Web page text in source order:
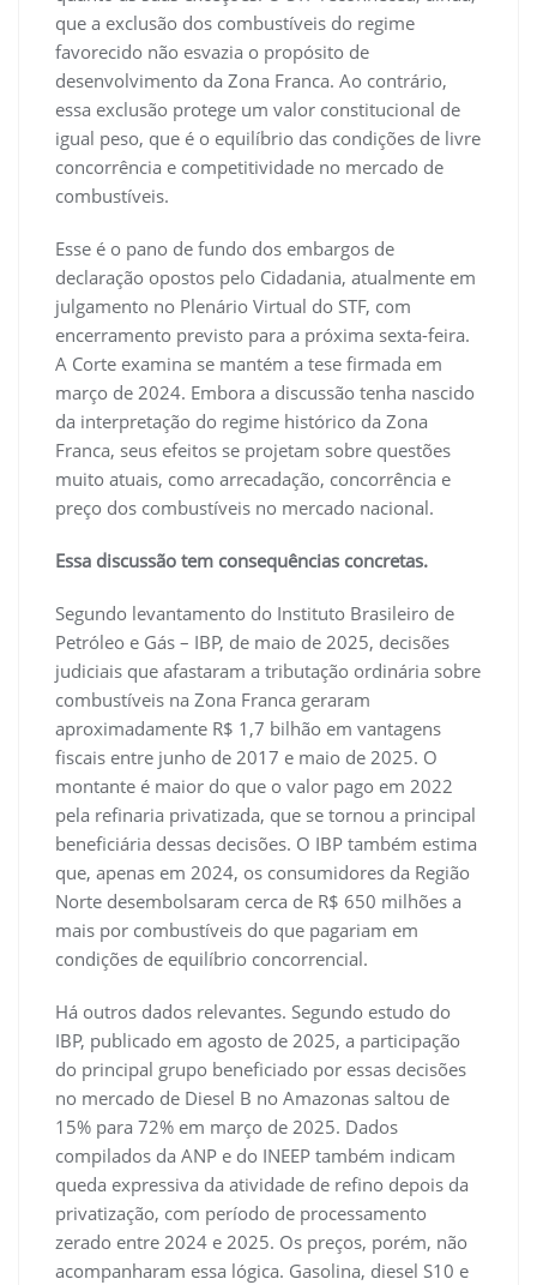
que a exclusão dos combustíveis do regime
favorecido não esvazia o propósito de
desenvolvimento da Zona Franca. Ao contrário,
essa exclusão protege um valor constitucional de
igual peso, que é o equilíbrio das condições de livre
concorrência e competitividade no mercado de
combustíveis.
Esse é o pano de fundo dos embargos de
declaração opostos pelo Cidadania, atualmente em
julgamento no Plenário Virtual do STF, com
encerramento previsto para a próxima sexta-feira.
A Corte examina se mantém a tese firmada em
março de 2024. Embora a discussão tenha nascido
da interpretação do regime histórico da Zona
Franca, seus efeitos se projetam sobre questões
muito atuais, como arrecadação, concorrência e
preço dos combustíveis no mercado nacional.
Essa discussão tem consequências concretas.
Segundo levantamento do Instituto Brasileiro de
Petróleo e Gás – IBP, de maio de 2025, decisões
judiciais que afastaram a tributação ordinária sobre
combustíveis na Zona Franca geraram
aproximadamente R$ 1,7 bilhão em vantagens
fiscais entre junho de 2017 e maio de 2025. O
montante é maior do que o valor pago em 2022
pela refinaria privatizada, que se tornou a principal
beneficiária dessas decisões. O IBP também estima
que, apenas em 2024, os consumidores da Região
Norte desembolsaram cerca de R$ 650 milhões a
mais por combustíveis do que pagariam em
condições de equilíbrio concorrencial.
Há outros dados relevantes. Segundo estudo do
IBP, publicado em agosto de 2025, a participação
do principal grupo beneficiado por essas decisões
no mercado de Diesel B no Amazonas saltou de
15% para 72% em março de 2025. Dados
compilados da ANP e do INEEP também indicam
queda expressiva da atividade de refino depois da
privatização, com período de processamento
zerado entre 2024 e 2025. Os preços, porém, não
acompanharam essa lógica. Gasolina, diesel S10 e